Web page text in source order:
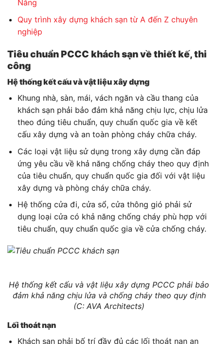
Nẵng
Quy trình xây dựng khách sạn từ A đến Z chuyên
nghiệp
Tiêu chuẩn PCCC khách sạn về thiết kế, thi
công
Hệ thống kết cấu và vật liệu xây dựng
Khung nhà, sàn, mái, vách ngăn và cầu thang của
khách sạn phải bảo đảm khả năng chịu lực, chịu lửa
theo đúng tiêu chuẩn, quy chuẩn quốc gia về kết
cấu xây dựng và an toàn phòng cháy chữa cháy.
Các loại vật liệu sử dụng trong xây dựng cần đáp
ứng yêu cầu về khả năng chống cháy theo quy định
của tiêu chuẩn, quy chuẩn quốc gia đối với vật liệu
xây dựng và phòng cháy chữa cháy.
Hệ thống cửa đi, cửa sổ, cửa thông gió phải sử
dụng loại cửa có khả năng chống cháy phù hợp với
tiêu chuẩn, quy chuẩn quốc gia về cửa chống cháy.
Hệ thống kết cấu và vật liệu xây dựng PCCC phải bảo
đảm khả năng chịu lửa và chống cháy theo quy định
(C: AVA Architects)
Lối thoát nạn
Khách sạn phải bố trí đầy đủ các lối thoát nạn an